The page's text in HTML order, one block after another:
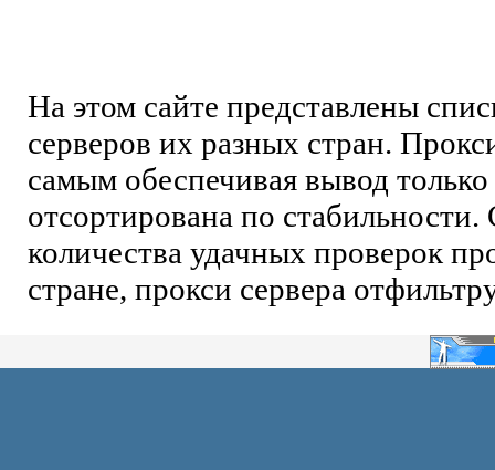
На этом сайте представлены
серверов их разных стран.
самым обеспечивая вывод
отсортирована по стабильности.
количества удачных проверок
стране, прокси сервера